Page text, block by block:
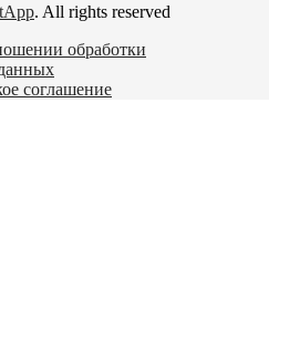
. All rights reserved
обработки
соглашение